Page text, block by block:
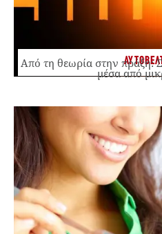
Από τη θεωρία στην πράξη:
μέσα από